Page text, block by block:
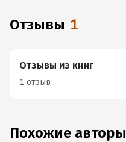
Отзывы 1
Отзывы из книг
1 отзыв
Похожие авторы